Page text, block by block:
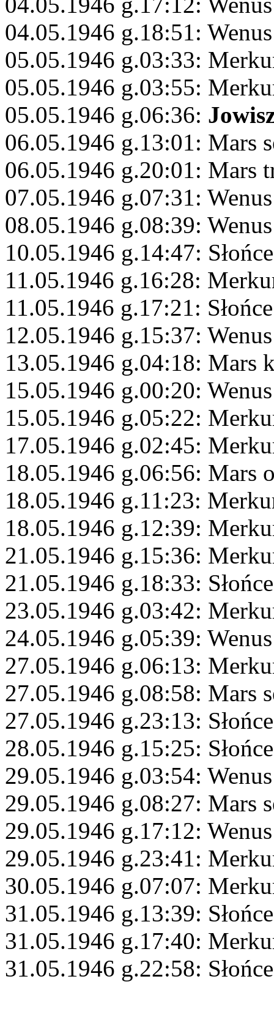
04.05.1946 g.18:51:
05.05.1946 g.03:33:
05.05.1946 g.03:55:
05.05.1946 g.06:36:
06.05.1946 g.13:01: Mars
06.05.1946 g.20:01: Mars
07.05.1946 g.07:31:
08.05.1946 g.08:39:
10.05.1946 g.14:47:
11.05.1946 g.16:28:
11.05.1946 g.17:21:
12.05.1946 g.15:37:
13.05.1946 g.04:18: Mars
15.05.1946 g.00:20:
15.05.1946 g.05:22:
17.05.1946 g.02:45:
18.05.1946 g.06:56: Mars
18.05.1946 g.11:23:
18.05.1946 g.12:39:
21.05.1946 g.15:36:
21.05.1946 g.18:33:
23.05.1946 g.03:42:
24.05.1946 g.05:39:
27.05.1946 g.06:13:
27.05.1946 g.08:58: Mars
27.05.1946 g.23:13:
28.05.1946 g.15:25:
29.05.1946 g.03:54:
29.05.1946 g.08:27: Mars
29.05.1946 g.17:12:
29.05.1946 g.23:41:
30.05.1946 g.07:07:
31.05.1946 g.13:39:
31.05.1946 g.17:40:
31.05.1946 g.22:58: